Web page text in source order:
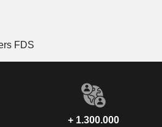
FDS
+ 1.300.000